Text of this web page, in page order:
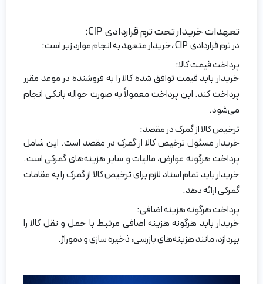
تعهدات خریدار تحت ترم قراردادی CIP:
در ترم قراردادی CIP ،خریدار متعهد به انجام موارد زیر است:
پرداخت قیمت کالا:
خریدار باید قیمت توافق شده کالا را به فروشنده در موعد مقرر
پرداخت کند. این پرداخت معمولاً به صورت حواله بانکی انجام
می‌شود.
ترخیص کالا از گمرک در مقصد:
خریدار مسئول ترخیص کالا از گمرک در مقصد است. این شامل
پرداخت هرگونه عوارض، مالیات و سایر هزینه‌های گمرکی است.
خریدار باید تمام اسناد لازم برای ترخیص کالا از گمرک را به مقامات
گمرکی ارائه دهد.
پرداخت هرگونه هزینه اضافی:
خریدار باید هرگونه هزینه اضافی مرتبط با حمل و نقل کالا را
بپردازد، مانند هزینه‌های بازرسی، ذخیره سازی و دموراژ.